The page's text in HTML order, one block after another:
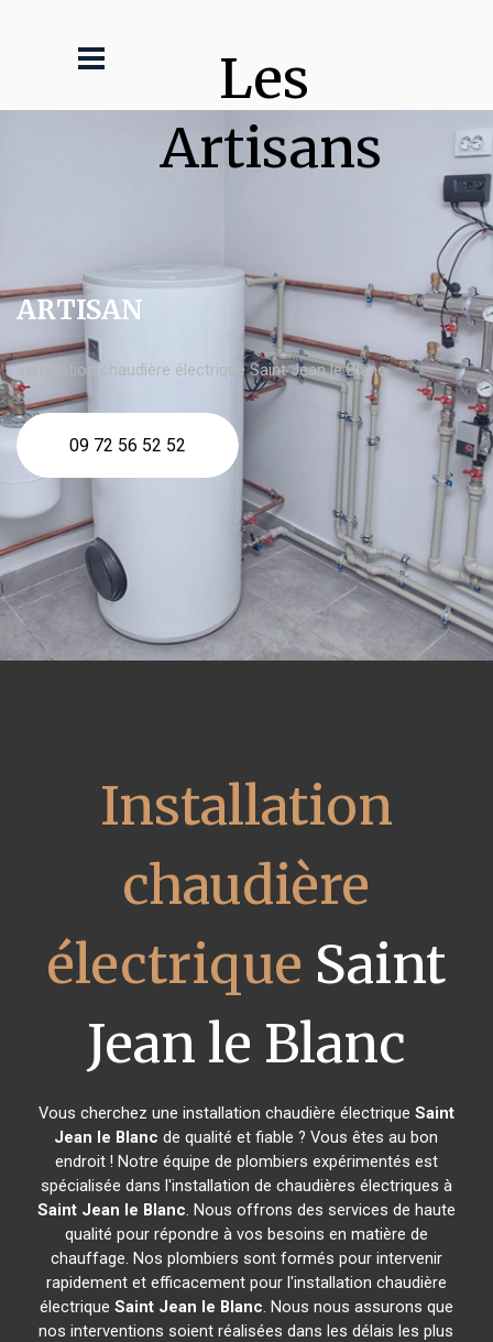
Les
Artisans
ARTISAN
Installation chaudière électrique Saint Jean le Blanc
09 72 56 52 52
Installation
chaudière
électrique Saint
Jean le Blanc
Vous cherchez une installation chaudière électrique Saint
Jean le Blanc de qualité et fiable ? Vous êtes au bon
endroit ! Notre équipe de plombiers expérimentés est
spécialisée dans l'installation de chaudières électriques à
Saint Jean le Blanc. Nous offrons des services de haute
qualité pour répondre à vos besoins en matière de
chauffage. Nos plombiers sont formés pour intervenir
rapidement et efficacement pour l'installation chaudière
électrique Saint Jean le Blanc. Nous nous assurons que
nos interventions soient réalisées dans les délais les plus